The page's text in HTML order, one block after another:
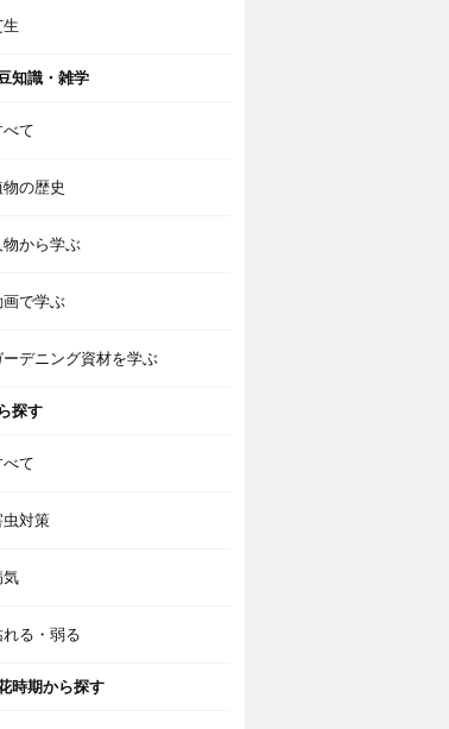
生
知識・雑学
べて
物の歴史
物から学ぶ
画で学ぶ
ーデニング資材を学ぶ
探す
べて
虫対策
気
れる・弱る
時期から探す